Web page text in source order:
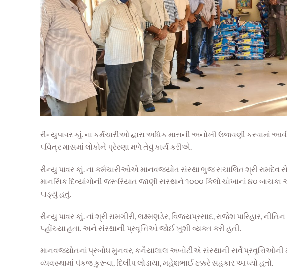
રીન્યુપાવર કાું. ના કર્મચારીઓ દ્વારા અધિક માસની અનોખી ઉજવણી કરવામાં
પવિત્ર માસમાં લોકોને પ્રેરણા મળે તેવું કાર્ય કરીએ.
રીન્યુ પાવર કાું. ના કર્મચારીઓએ માનવજ્યોત સંસ્થા ભુજ સંચાલિત શ્રી રામદેવ
માનસિક દિવ્યાંગોની જરૂરિયાત જાણી સંસ્થાને ૧૦૦૦ કિલો ચોખાનાં ૪૦ બાચકા
પાડ્યું હતું.
રીન્યુ પાવર કાું. નાં શ્રી રામગીરી, લક્ષ્મણડેર, વિજયપ્રસાદ, રાજેશ પારિહાર,
પહોંચ્યા હતા. અને સંસ્થાની પ્રવૃત્તિઓ જોઈ ખુશી વ્યક્ત કરી હતી.
માનવજ્યોતનાં પ્રબોધ મુનવર, કનૈયાલાલ અબોટીએ સંસ્થાની સર્વે પ્રવૃત્તિઓની
વ્યવસ્થામાં પંકજ કુરૂવા, દિલીપ લોડાયા, મહેશભાઈ ઠક્કરે સહકાર આપ્યો હતો.